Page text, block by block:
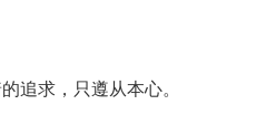
追求，只遵从本心。